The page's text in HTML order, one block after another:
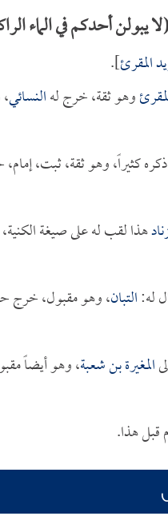
أحدكم في الماء
المقرئ].
وهو ثقة، خرج لهالنسائي
كثيراً، وهو ثقة، ثبت،
هذا لقب له على صيغة
له:التبان، وهو مقبول، خرج
المغيرة بن شعبة، وهو أيضاً
هذا.